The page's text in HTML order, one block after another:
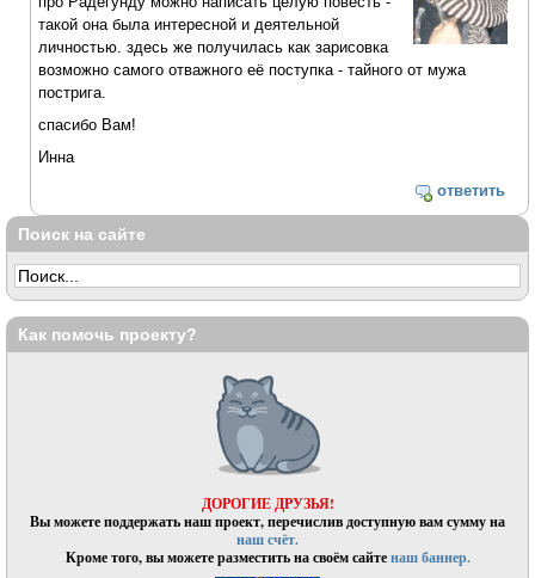
такой она была интересной и деятельной
личностью. здесь же получилась как зарисовка
возможно самого отважного её поступка - тайного от мужа
пострига.
спасибо Вам!
Инна
ответить
Поиск на сайте
Как помочь проекту?
ДОРОГИЕ ДРУЗЬЯ!
Вы можете поддержать наш проект, перечислив доступную вам сумму на
наш счёт.
Кроме того, вы можете разместить на своём сайтенаш баннер.